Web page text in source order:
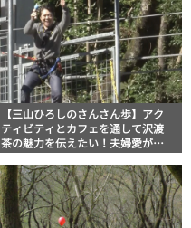
【三山ひろしのさんさん歩】アク
ティビティとカフェを通して沢渡
茶の魅力を伝えたい！夫婦愛が紡